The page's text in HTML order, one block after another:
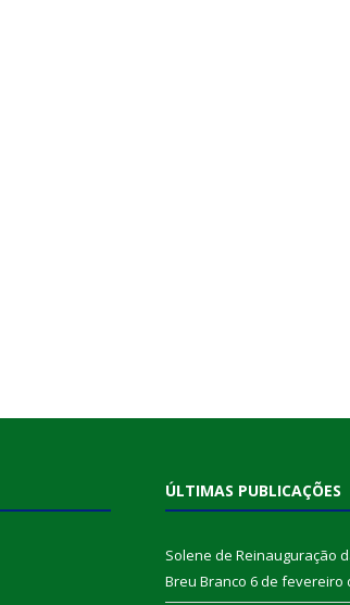
ÚLTIMAS PUBLICAÇÕES
Solene de Reinauguração
Breu Branco 6 de fevereiro